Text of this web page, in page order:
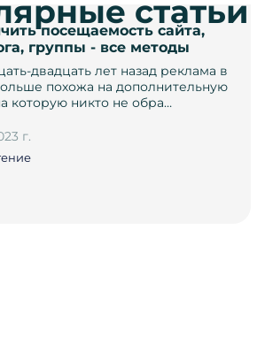
посещаемость сайта,
группы - все методы
двадцать лет назад реклама в
похожа на дополнительную
которую никто не обра…
г.
статьи